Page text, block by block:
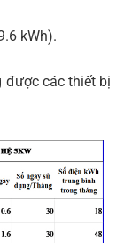
kWh).
được các thiết bị